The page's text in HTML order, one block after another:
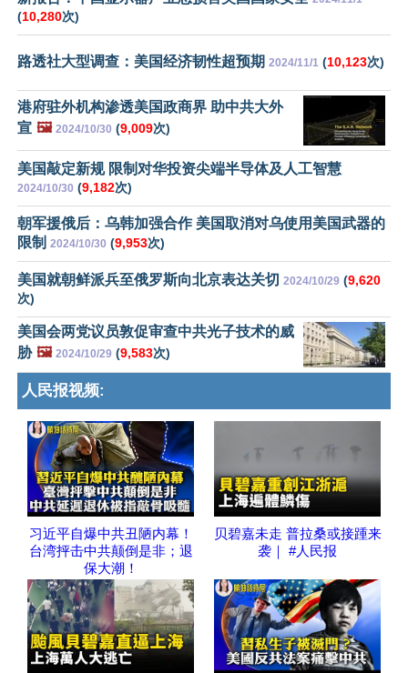
(10,280次)
路透社大型调查：美国经济韧性超预期 2024/11/1 (10,123次)
港府驻外机构渗透美国政商界 助中共大外
宣 🖼️ 2024/10/30 (9,009次)
美国敲定新规 限制对华投资尖端半导体及人工智慧
2024/10/30 (9,182次)
朝军援俄后：乌韩加强合作 美国取消对乌使用美国武器的
限制 2024/10/30 (9,953次)
美国就朝鲜派兵至俄罗斯向北京表达关切 2024/10/29 (9,620
次)
美国会两党议员敦促审查中共光子技术的威
胁 🖼️ 2024/10/29 (9,583次)
人民报视频:
习近平自爆中共丑陋内幕！
台湾抨击中共颠倒是非；退
保大潮！
贝碧嘉未走 普拉桑或接踵来
袭｜ #人民报